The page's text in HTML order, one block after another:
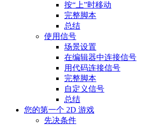
按“上”时移动
完整脚本
总结
使用信号
场景设置
在编辑器中连接信号
用代码连接信号
完整脚本
自定义信号
总结
您的第一个 2D 游戏
先决条件